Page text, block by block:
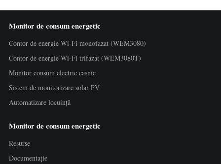
Monitor de consum energetic
Contor de energie Wi-Fi monofazat (WEM3080)
Contor de energie Wi-Fi trifazat (WEM3080T)
Monitor consum electric casnic
Sistem de monitorizare solar PV
Automatizare locuință
Monitor de consum energetic
Resurse
Documentație